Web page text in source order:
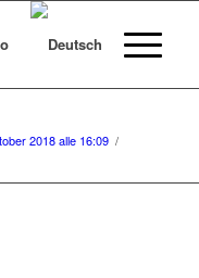
2018 alle 16:09 /